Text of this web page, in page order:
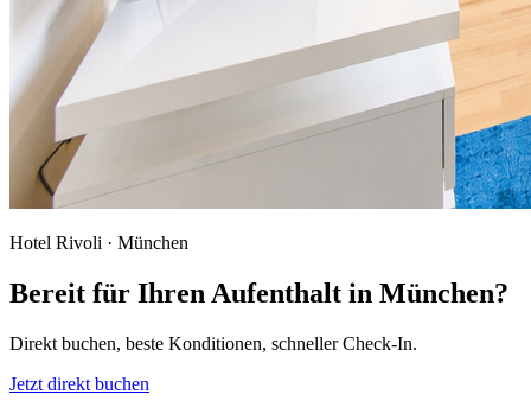
Hotel Rivoli · München
Bereit für Ihren Aufenthalt in München?
Direkt buchen, beste Konditionen, schneller Check-In.
Jetzt direkt buchen